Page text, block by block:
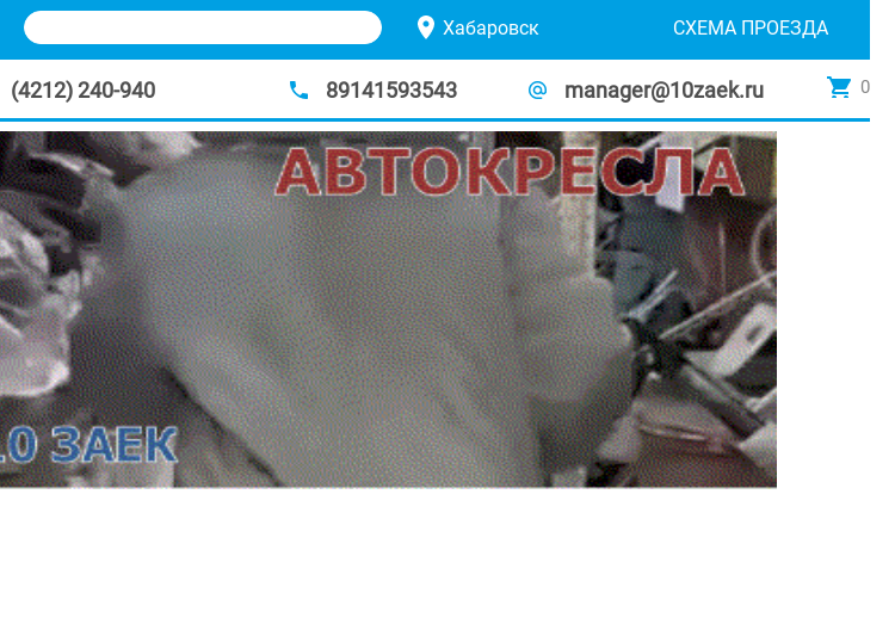
Хабаровск СХЕМА ПРОЕЗДА
(4212) 240-940 89141593543 manager@10zaek.ru 0